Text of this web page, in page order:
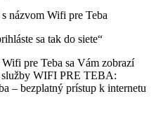
názvom Wifi pre Teba
sa tak do siete“
pre Teba sa Vám zobrazí
služby WIFI PRE TEBA:
– bezplatný prístup k internetu